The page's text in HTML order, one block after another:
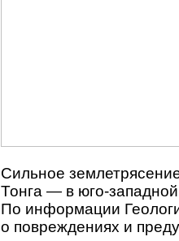
Сильное
Тонга — в юго-
По информации
о повреждениях и